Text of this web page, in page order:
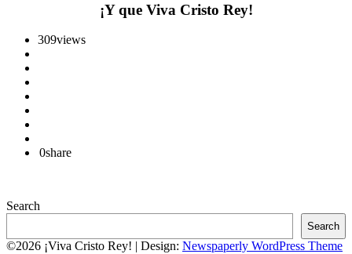
¡Y que Viva Cristo Rey!
309views
0share
Search
Search
©2026 ¡Viva Cristo Rey! | Design: Newspaperly WordPress Theme